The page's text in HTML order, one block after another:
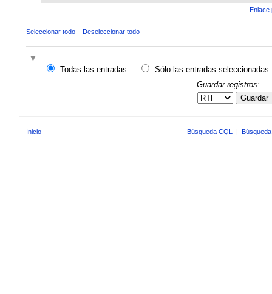
Enlace
Seleccionar todo Deseleccionar todo
Todas las entradas
Sólo las entradas seleccionadas:
Guardar registros:
Guardar
Inicio Búsqueda CQL